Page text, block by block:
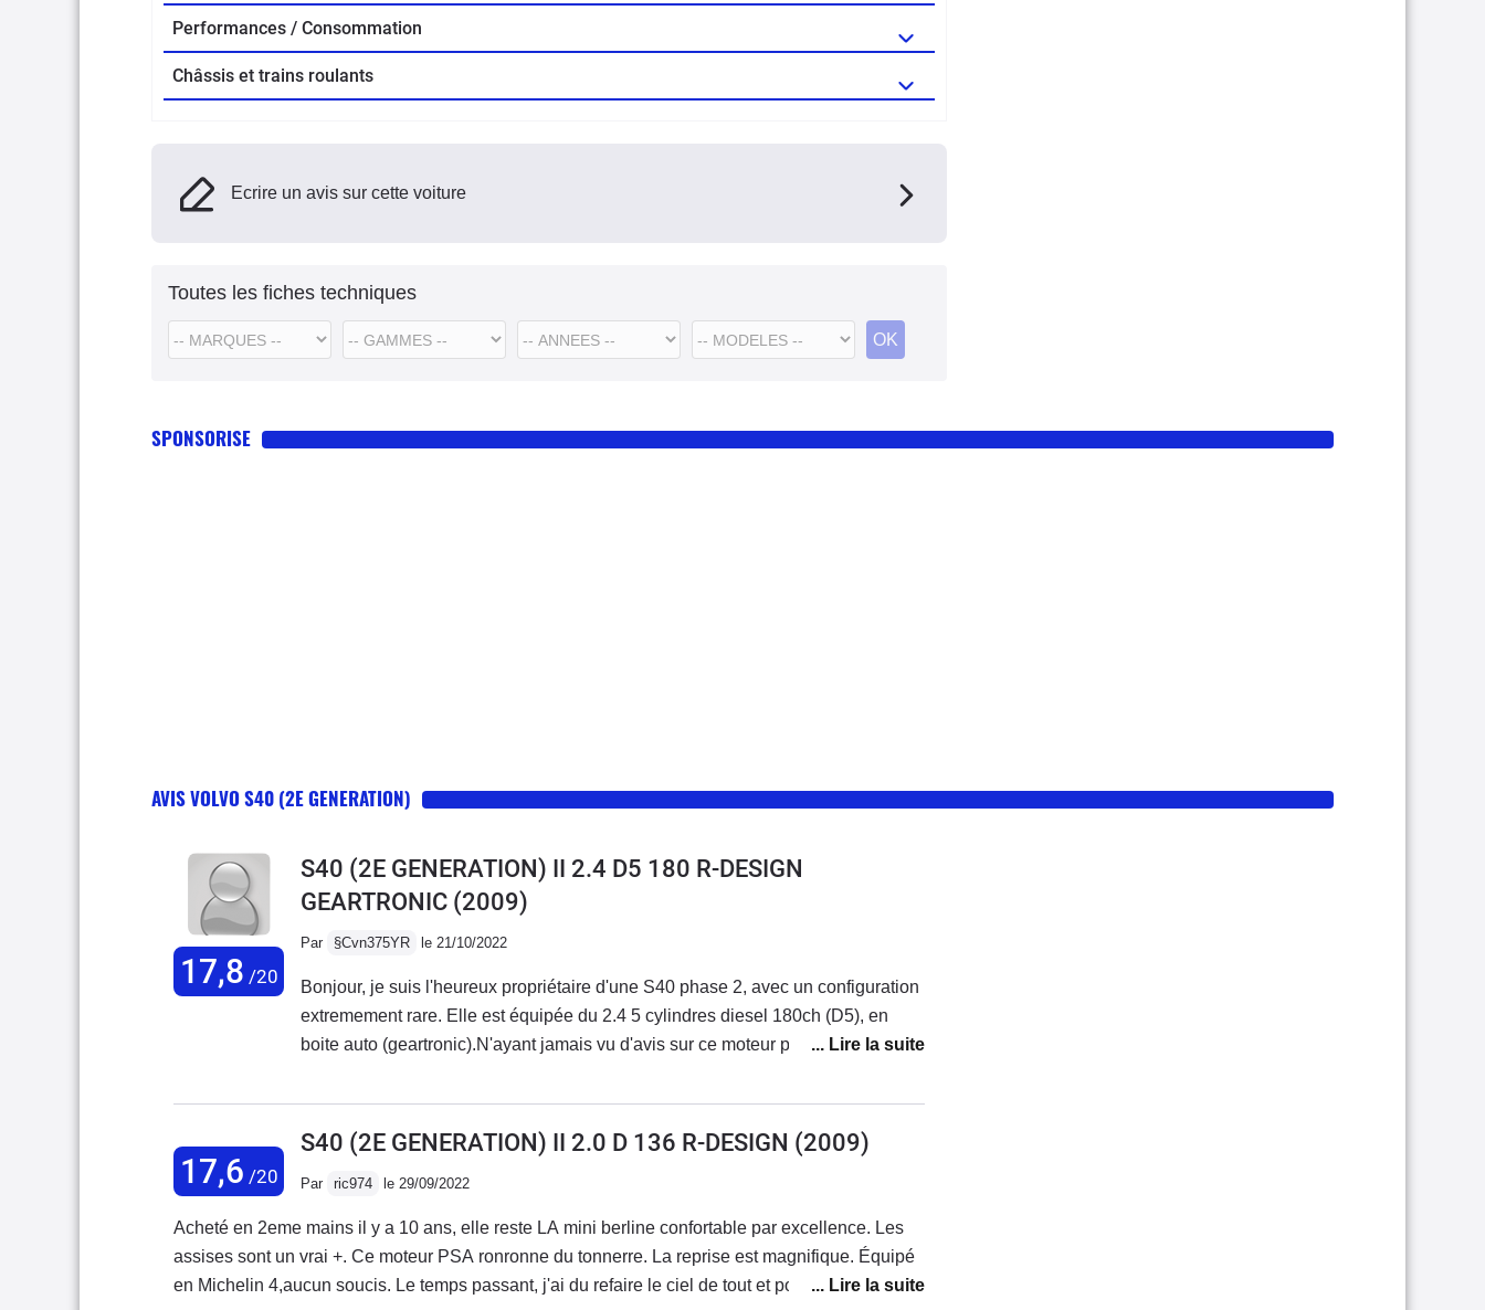
Performances / Consommation
Châssis et trains roulants
Ecrire un avis sur cette voiture
Toutes les fiches techniques
SPONSORISE
AVIS VOLVO S40 (2E GENERATION)
17,8 /20
S40 (2E GENERATION) II 2.4 D5 180 R-DESIGN
GEARTRONIC (2009)
Par §Cvn375YR le 21/10/2022
Bonjour, je suis l'heureux propriétaire d'une S40 phase 2, avec un configuration
extremement rare. Elle est équipée du 2.4 5 cylindres diesel 180ch (D5), en
boite auto (geartronic).N'ayant jamais vu d'avis sur ce moteur precisement, je
marque (D4 par exemple), et qui equipe d'autres modèles également. C'est un
moteur extrêmement fiable, le plus fiable et le plus abouti des 5 cylindres Volvo
d'ailleurs. Donc niveau fiabilité, aucuns soucis, vous partez sur un des moteurs
les plus fiables du marché. Ce moteur n'a pas de problemes de fiabilité (du
tout!) Dans cette version D5.Niveau performances bon on reste sur un mazout..
Mais le 5 cylindres a un son plutôt sympa, les relances sont impressionnantes
pour "seulement" 180ch en boite manuelle.Pour la boite auto, n'oubliez pas que
17,6 /20
S40 (2E GENERATION) II 2.0 D 136 R-DESIGN (2009)
Par ric974 le 29/09/2022
Acheté en 2eme mains il y a 10 ans, elle reste LA mini berline confortable par excellence. Les
assises sont un vrai +. Ce moteur PSA ronronne du tonnerre. La reprise est magnifique. Équipé
en Michelin 4,aucun soucis. Le temps passant, j'ai du refaire le ciel de tout et portière. Mais